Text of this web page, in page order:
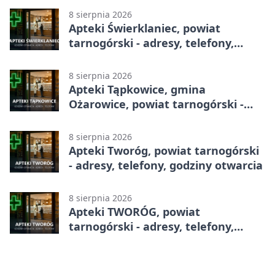
8 sierpnia 2026
Apteki Świerklaniec, powiat
tarnogórski - adresy, telefony,
8 sierpnia 2026
Apteki Tąpkowice, gmina
Ożarowice, powiat tarnogórski -
8 sierpnia 2026
Apteki Tworóg, powiat tarnogórski
- adresy, telefony, godziny otwarcia
8 sierpnia 2026
Apteki TWORÓG, powiat
tarnogórski - adresy, telefony,